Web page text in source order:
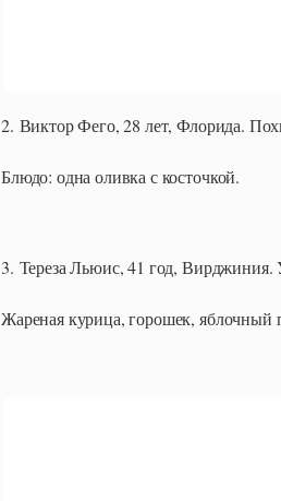
2. Виктор Фего, 28 лет, Флорида.
Блюдо: одна оливка с косточкой.
3. Тереза Льюис, 41 год, Вирджиния.
Жареная курица, горошек, яблочный